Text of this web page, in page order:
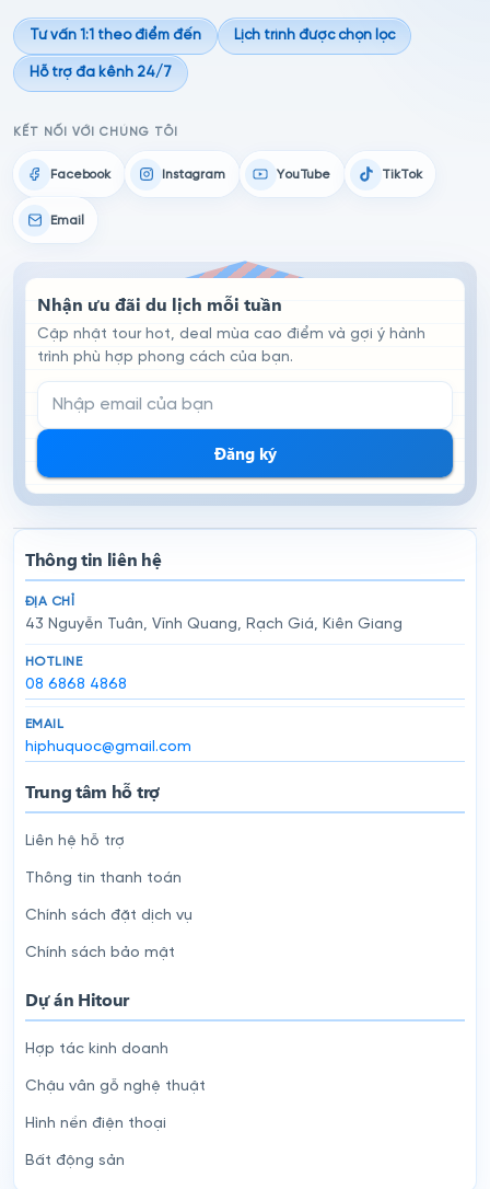
Tư vấn 1:1 theo điểm đến Lịch trình được chọn lọc
Hỗ trợ đa kênh 24/7
KẾT NỐI VỚI CHÚNG TÔI
Facebook Instagram YouTube TikTok
Email
Nhận ưu đãi du lịch mỗi tuần
Cập nhật tour hot, deal mùa cao điểm và gợi ý hành
trình phù hợp phong cách của bạn.
Email đăng ký nhận tin
Đăng ký
Thông tin liên hệ
ĐỊA CHỈ
43 Nguyễn Tuân, Vĩnh Quang, Rạch Giá, Kiên Giang
HOTLINE
08 6868 4868
EMAIL
hiphuquoc@gmail.com
Trung tâm hỗ trợ
Liên hệ hỗ trợ
Thông tin thanh toán
Chính sách đặt dịch vụ
Chính sách bảo mật
Dự án Hitour
Hợp tác kinh doanh
Chậu vân gỗ nghệ thuật
Hình nền điện thoại
Bất động sản